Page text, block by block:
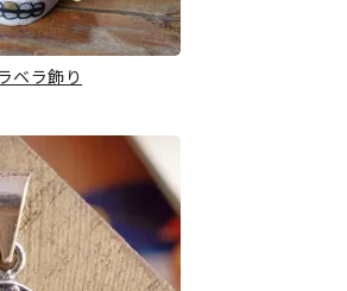
ベラ飾り